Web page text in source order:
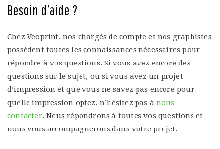
Besoin d’aide ?
Chez Veoprint, nos chargés de compte et nos graphistes
possèdent toutes les connaissances nécessaires pour
répondre à vos questions. Si vous avez encore des
questions sur le sujet, ou si vous avez un projet
d’impression et que vous ne savez pas encore pour
quelle impression optez, n’hésitez pas ànous
contacter. Nous répondrons à toutes vos questions et
nous vous accompagnerons dans votre projet.